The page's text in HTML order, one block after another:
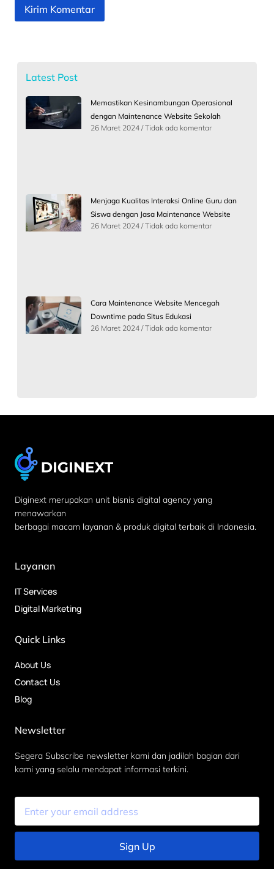
Latest Post
Memastikan Kesinambungan Operasional
dengan Maintenance Website Sekolah
26 Maret 2024 Tidak ada komentar
Menjaga Kualitas Interaksi Online Guru dan
Siswa dengan Jasa Maintenance Website
26 Maret 2024 Tidak ada komentar
Cara Maintenance Website Mencegah
Downtime pada Situs Edukasi
26 Maret 2024 Tidak ada komentar
Diginext merupakan unit bisnis digital agency yang
menawarkan
berbagai macam layanan & produk digital terbaik di Indonesia.
Layanan
IT Services
Digital Marketing
Quick Links
About Us
Contact Us
Blog
Newsletter
Segera Subscribe newsletter kami dan jadilah bagian dari
kami yang selalu mendapat informasi terkini.
Sign Up